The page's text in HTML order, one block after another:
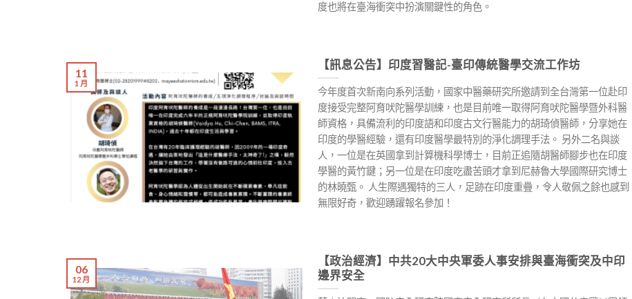
度也將在臺海衝突中扮演關鍵性的角色。
【訊息公告】印度習醫記-臺印傳統醫學交流工作坊
今年度首次新南向系列活動，國家中醫藥研究所邀請到全台灣第一位赴印
度接受完整阿育吠陀醫學訓練，也是目前唯一取得阿育吠陀醫學暨外科醫
師資格，具備流利的印度語和印度古文行醫能力的胡琦偵醫師，分享她在
印度的學醫經驗，還有印度醫學最特別的淨化調理手法。 另外二名與談
人，一位是在英國拿到計算機科學博士，目前正追隨胡醫師腳步也在印度
學醫的黃竹鍵；另一位是在印度吃盡苦頭才拿到尼赫魯大學國際研究博士
的林曉甄。 人生際遇獨特的三人，足跡在印度重疊，令人敬佩之餘也感到
無限好奇，歡迎踴躍報名參加！
11
1 月
【政治經濟】中共20大中央軍委人事安排與臺海衝突及中印
邊界安全
06
12 月